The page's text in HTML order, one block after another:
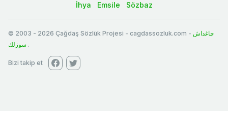
İhya Emsile Sözbaz
© 2003 - 2026 Çağdaş Sözlük Projesi - cagdassozluk.com - چاغداش
سوزلك .
Bizi takip et